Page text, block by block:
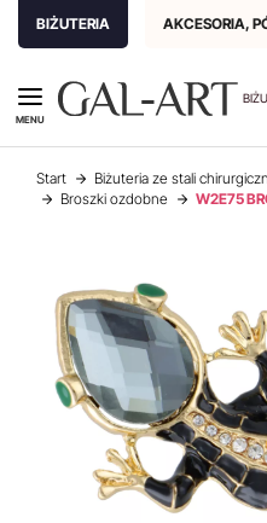
BIŻUTERIA AKCESORIA,
MENU
Start
Biżuteria ze stali
Broszki ozdobne
W2E75